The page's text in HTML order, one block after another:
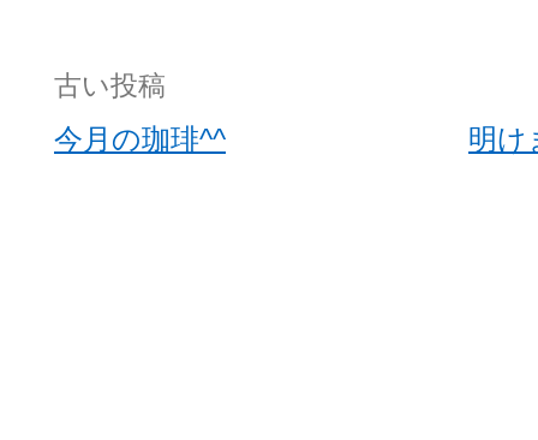
投
稿
古い投稿
今月の珈琲^^ 明け